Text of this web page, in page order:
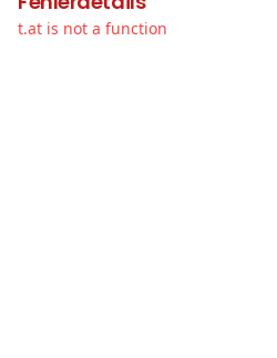
t.at is not a function